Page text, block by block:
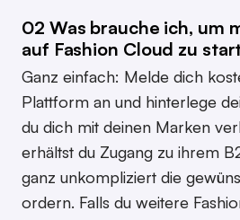
02 Was brauche ich, um
auf Fashion Cloud zu
Ganz einfach: Melde dich
Plattform an und hinterlege
du dich mit deinen Marken
erhältst du Zugang zu ihrem
ganz unkompliziert die
ordern. Falls du weitere